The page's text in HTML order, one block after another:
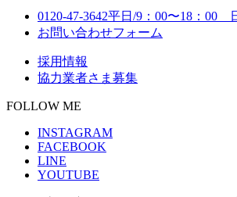
0120-47-3642平日/9：00〜18：00
お問い合わせフォーム
採用情報
協力業者さま募集
FOLLOW ME
INSTAGRAM
FACEBOOK
LINE
YOUTUBE